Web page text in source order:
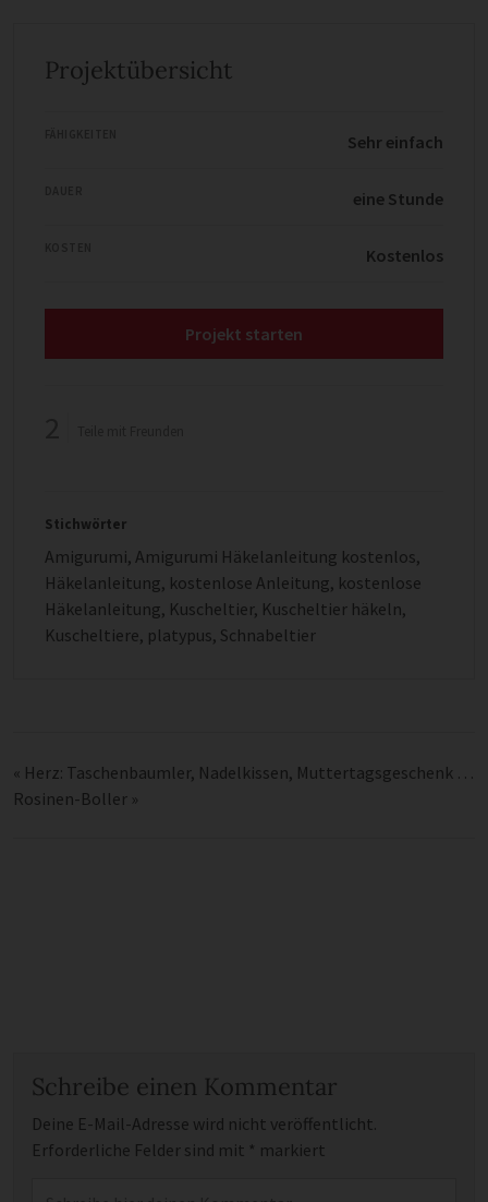
Projektübersicht
Sehr einfach
eine Stunde
Kostenlos
Projekt starten
Stichwörter
Amigurumi, Amigurumi Häkelanleitung kostenlos,
Häkelanleitung, kostenlose Anleitung, kostenlose
Häkelanleitung, Kuscheltier, Kuscheltier häkeln,
Kuscheltiere, platypus, Schnabeltier
« Herz: Taschenbaumler, Nadelkissen, Muttertagsgeschenk …
Rosinen-Boller »
Schreibe einen Kommentar
Deine E-Mail-Adresse wird nicht veröffentlicht.
Erforderliche Felder sind mit * markiert